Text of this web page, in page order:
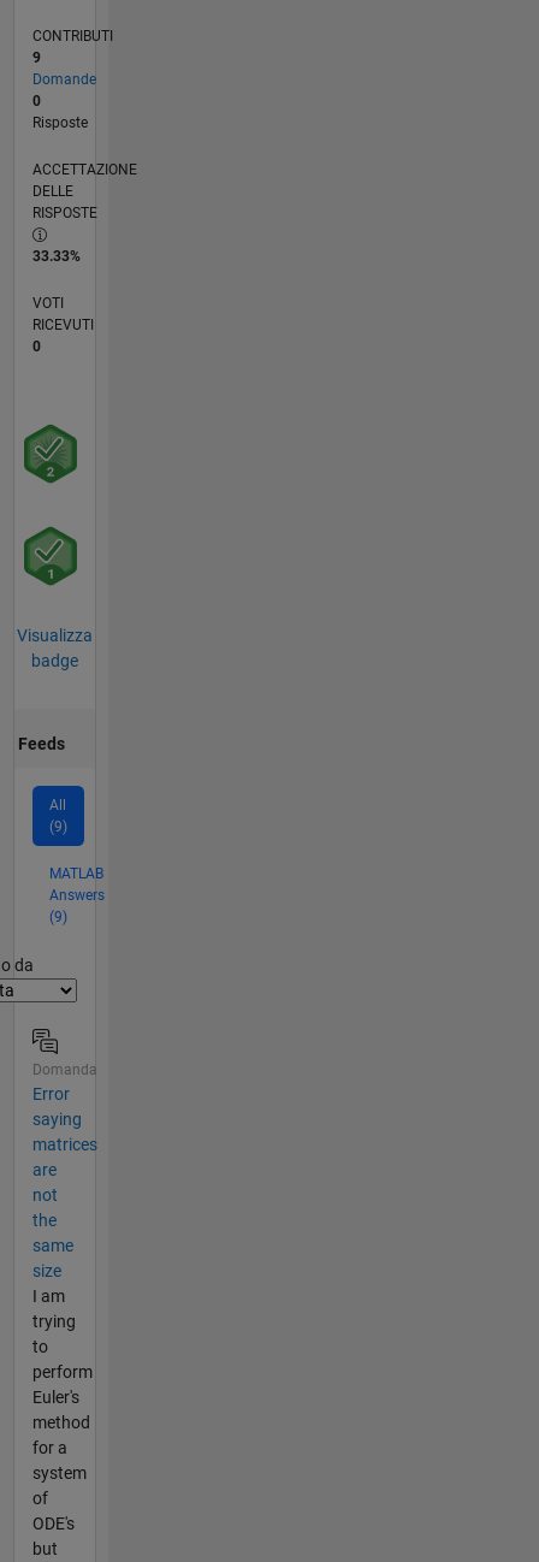
CONTRIBUTI
9
Domande
0
Risposte
ACCETTAZIONE
DELLE
RISPOSTE
33.33%
VOTI
RICEVUTI
0
Visualizza
badge
Feeds
All
(9)
MATLAB
Answers
(9)
da
Domanda
Error
saying
matrices
are
not
the
same
size
I am
trying
to
perform
Euler's
method
for a
system
of
ODE's
but